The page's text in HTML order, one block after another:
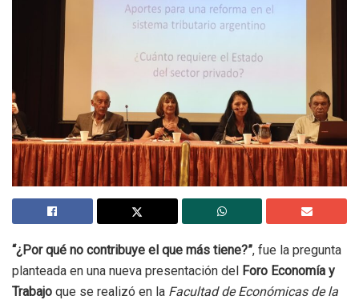
“¿Por qué no contribuye el que más tiene?”, fue la pregunta
planteada en una nueva presentación del Foro Economía y
Trabajo que se realizó en la Facultad de Económicas de la